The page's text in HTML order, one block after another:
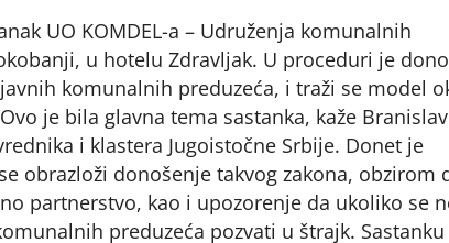
UO KOMDEL-a – Udruženja komunalnih
u hotelu Zdravljak. U proceduri je
komunalnih preduzeća, i traži se model
je bila glavna tema sastanka, kaže Branislav
i klastera Jugoistočne Srbije. Donet je
obrazloži donošenje takvog zakona, obzirom
partnerstvo, kao i upozorenje da ukoliko se
preduzeća pozvati u štrajk.